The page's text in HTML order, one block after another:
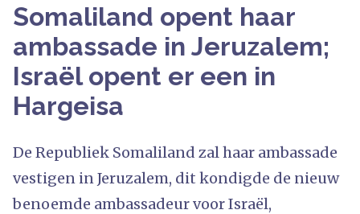
Somaliland opent haar
ambassade in Jeruzalem;
Israël opent er een in
Hargeisa
De Republiek Somaliland zal haar ambassade
vestigen in Jeruzalem, dit kondigde de nieuw
benoemde ambassadeur voor Israël,